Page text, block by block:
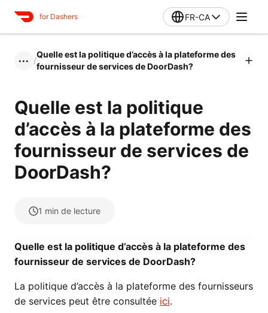
for Dashers FR-CA
••• /
Quelle est la politique d’accès à la plateforme des
fournisseur de services de DoorDash?
Quelle est la politique
d’accès à la plateforme des
fournisseur de services de
DoorDash?
1 min de lecture
Quelle est la politique d’accès à la plateforme des
fournisseur de services de DoorDash?
La politique d’accès à la plateforme des fournisseurs
de services peut être consultée ici.